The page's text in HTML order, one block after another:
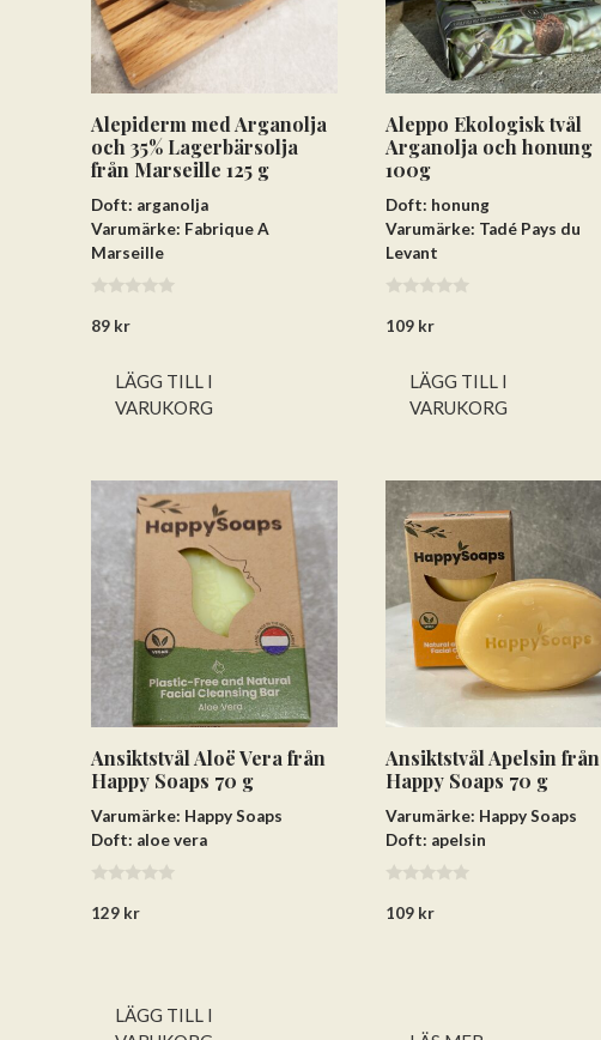
Alepiderm med Arganolja
och 35% Lagerbärsolja
från Marseille 125 g
Doft: arganolja
Varumärke: Fabrique A
Marseille
a
89 kr
LÄGG TILL I
VARUKORG
Aleppo Ekologisk tvål
Arganolja och honung
100g
Doft: honung
Varumärke: Tadé Pays du
Levant
a
109 kr
LÄGG TILL I
VARUKORG
Ansiktstvål Aloë Vera från
Happy Soaps 70 g
Varumärke: Happy Soaps
Doft: aloe vera
a
129 kr
LÄGG TILL I
Ansiktstvål Apelsin från
Happy Soaps 70 g
Varumärke: Happy Soaps
Doft: apelsin
a
109 kr